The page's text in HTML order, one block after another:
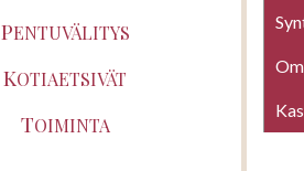
PENTUVÄLITYS
KOTIAETSIVÄT
TOIMINTA